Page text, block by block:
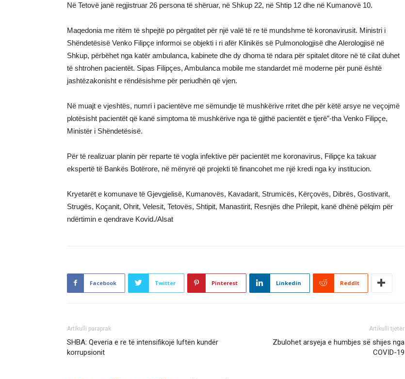
Në Tetovë janë regjistruar 26 persona të shëruar, në Shkup 22, në Shtip 12 dhe në Kumanovë 10.
Maqedonia me ritëm të shpejtë po përgatitet për një valë të re të mundshme të koronavirusit. Ministri i
Shëndetësisë Venko Filipçe informoi se objekti i ri afër Klinikës së Pulmonologjisë dhe Alerologjisë në
Shkup, përbëhet nga katër ambulanca, kabinete dhe dy dhoma të ndara për spitalet ditore në të cilat duhet
të shtrohen pacientët. Sipas Filipçes, Ambulanca mobile me standardet më moderne për punë është
jashtëzakonisht e rëndësishme për periudhën që vjen.
Në muajt e vjeshtës, numri i pacientëve me sëmundje të mushkërive rritet dhe për këtë arsye ne veçojmë
plotësisht pacientët që kanë simptoma të mushkërive nga të gjithë pacientët e tjerë”-tha Venko Filipçe,
Ministër i Shëndetësisë.
Për të realizuar planin për reparte të vogla infektive për pacientët me koronavirus, Filipçe ka takuar
ekspertë të Bankës Botërore, në mënyrë që projekti të financohet me një kredi nga ky institucion.
Kryetarët e komunave të Gjevgjelisë, Kumanovës, Kavadarit, Strumicës, Kërçovës, Dibrës, Gostivarit,
Strugës, Koçanit, Ohrit, Velesit, Tetovës, Shtipit, Manastirit, Resnjës dhe Prilepit, kanë dhënë pëlqim për
ndërtimin e qendrave Kovid./Alsat
Facebook Twitter Pinterest Linkedin ReddIt
Artikulli paraprak
SHBA: Qeveria e re të intensifikojë luftën kundër
korrupsionit
Artikulli tjetër
Zbulohet arsyeja e humbjes së shijes nga
COVID-19